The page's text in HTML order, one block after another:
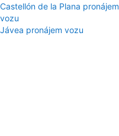
Castellón de la Plana pronájem
vozu
Jávea pronájem vozu